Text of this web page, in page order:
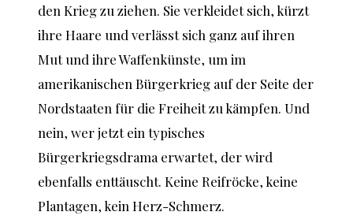
den Krieg zu ziehen. Sie verkleidet sich, kürzt
ihre Haare und verlässt sich ganz auf ihren
Mut und ihre Waffenkünste, um im
amerikanischen Bürgerkrieg auf der Seite der
Nordstaaten für die Freiheit zu kämpfen. Und
nein, wer jetzt ein typisches
Bürgerkriegsdrama erwartet, der wird
ebenfalls enttäuscht. Keine Reifröcke, keine
Plantagen, kein Herz-Schmerz.